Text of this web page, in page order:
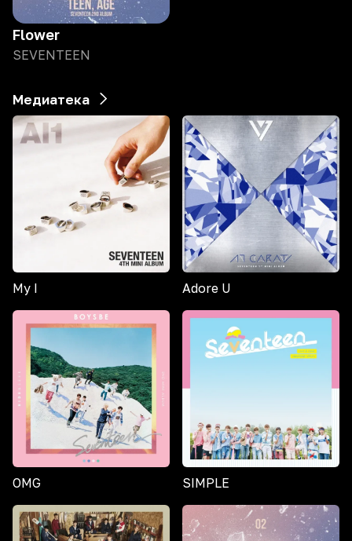
Flower
SEVENTEEN
Медиатека
My I Adore U
OMG SIMPLE